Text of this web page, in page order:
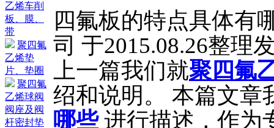
乙烯车削
板、膜、
带
聚四氟
乙烯垫
片、垫圈
聚四氟
乙烯球阀
阀座及阀
杆密封垫
四氟板的特点具体有
司 于2015.08.26整理
上一篇我们就聚四氟
绍和说明。 本篇文章
哪些进行描述，作为